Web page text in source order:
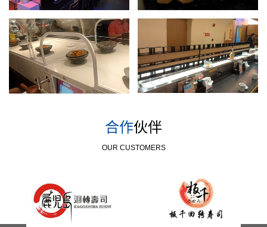
合作伙伴
OUR CUSTOMERS